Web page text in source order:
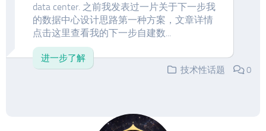
data center. 之前我发表过一片关于下一步我
的数据中心设计思路第一种方案，文章详情
点击这里查看我的下一步自建数...
进一步了解
技术性话题
0